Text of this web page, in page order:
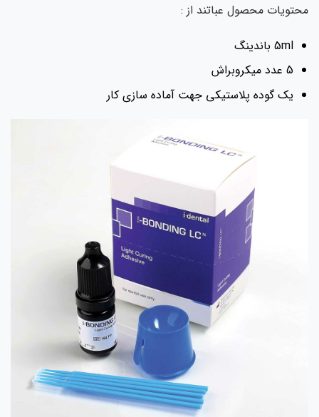
محتویات محصول عباتند از :
5ml باندینگ
5 عدد میکروبراش
یک گوده پلاستیکی جهت آماده سازی کار